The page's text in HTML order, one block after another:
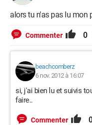
alors tu n'as pas lu mon
Commenter 0
beachcomberz
6 nov. 2012 à 16:07
si, j'ai bien lu et suivis
faire..
Commenter